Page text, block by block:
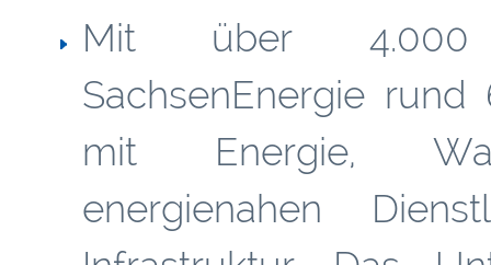
Mit über 4.000
SachsenEnergie
mit Energie,
energienahen